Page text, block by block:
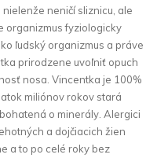
neničí sliznicu, ale
organizmus fyziologicky
ľudský organizmus a práve
prirodzene uvoľniť opuch
nosa. Vincentka je 100%
miliónov rokov stará
o minerály. Alergici
a dojčiacich žien
a to po celé roky bez